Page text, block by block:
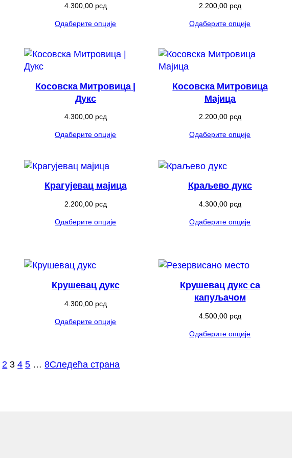
4.300,00 рсд
Одаберите опције
2.200,00 рсд
Одаберите опције
Косовска Митровица |
Дукс
4.300,00 рсд
Одаберите опције
Косовска Митровица
Мајица
2.200,00 рсд
Одаберите опције
Крагујевац мајица
2.200,00 рсд
Одаберите опције
Краљево дукс
4.300,00 рсд
Одаберите опције
Крушевац дукс
4.300,00 рсд
Одаберите опције
Крушевац дукс са
капуљачом
4.500,00 рсд
Одаберите опције
2 3 4 5 … 8Следећа страна